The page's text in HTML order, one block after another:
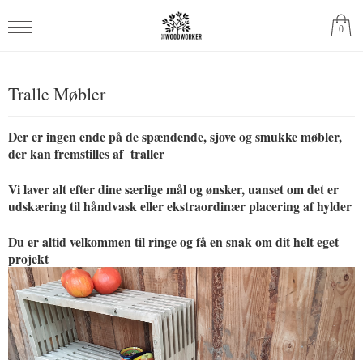
0
Tralle Møbler
Der er ingen ende på de spændende, sjove og smukke møbler,
der kan fremstilles af traller
Vi laver alt efter dine særlige mål og ønsker, uanset om det er
udskæring til håndvask eller ekstraordinær placering af hylder
Du er altid velkommen til ringe og få en snak om dit helt eget
projekt